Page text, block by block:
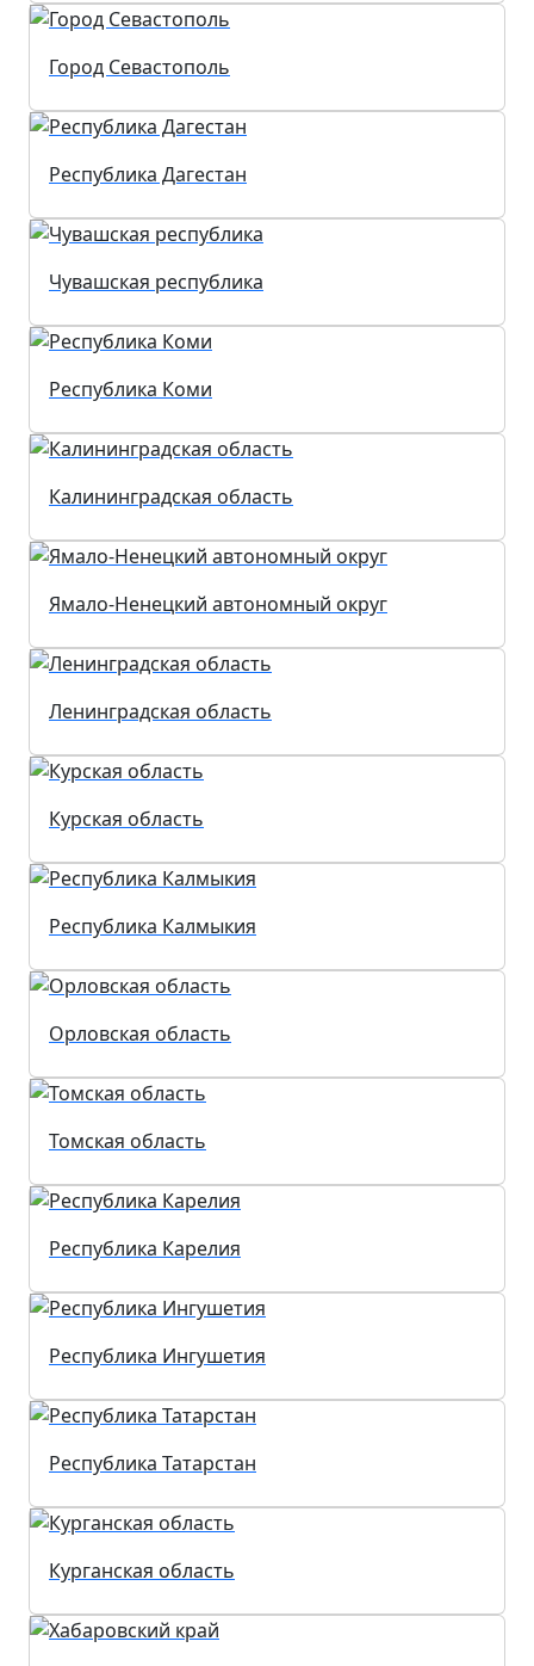
Город Севастополь
Республика Дагестан
Чувашская республика
Республика Коми
Калининградская область
Ямало-Ненецкий автономный округ
Ленинградская область
Курская область
Республика Калмыкия
Орловская область
Томская область
Республика Карелия
Республика Ингушетия
Республика Татарстан
Курганская область